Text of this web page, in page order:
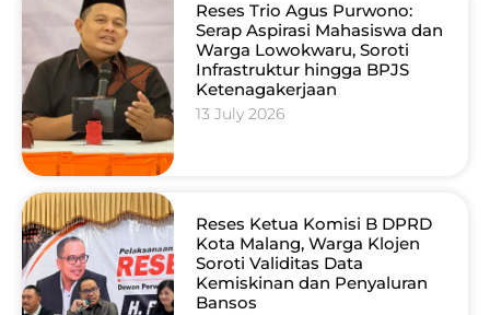
Reses Trio Agus Purwono:
Serap Aspirasi Mahasiswa dan
Warga Lowokwaru, Soroti
Infrastruktur hingga BPJS
Ketenagakerjaan
13 July 2026
Reses Ketua Komisi B DPRD
Kota Malang, Warga Klojen
Soroti Validitas Data
Kemiskinan dan Penyaluran
Bansos